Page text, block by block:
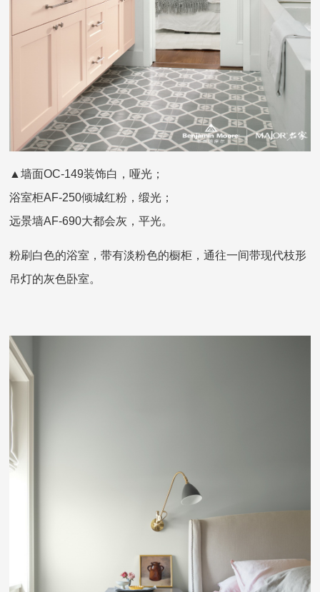
▲墙面OC-149装饰白，哑光；
浴室柜AF-250倾城红粉，缎光；
远景墙AF-690大都会灰，平光。
粉刷白色的浴室，带有淡粉色的橱柜，通往一间带现代枝形
吊灯的灰色卧室。